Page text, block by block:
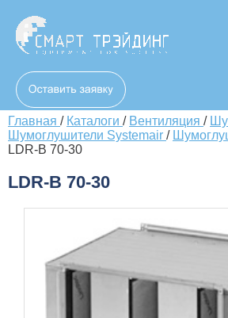
Главная / Каталоги / Вентиляция /
Шумоглушители Systemair /
LDR-B 70-30
LDR-B 70-30